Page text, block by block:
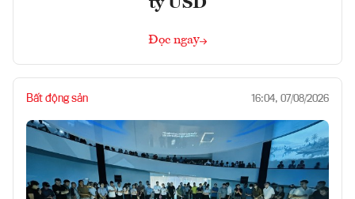
tỷ USD
Đọc ngay
Bất động sản 16:04, 07/08/2026